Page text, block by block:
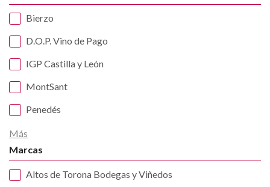
Bierzo
D.O.P. Vino de Pago
IGP Castilla y León
MontSant
Penedés
Más
Marcas
Altos de Torona Bodegas y Viñedos